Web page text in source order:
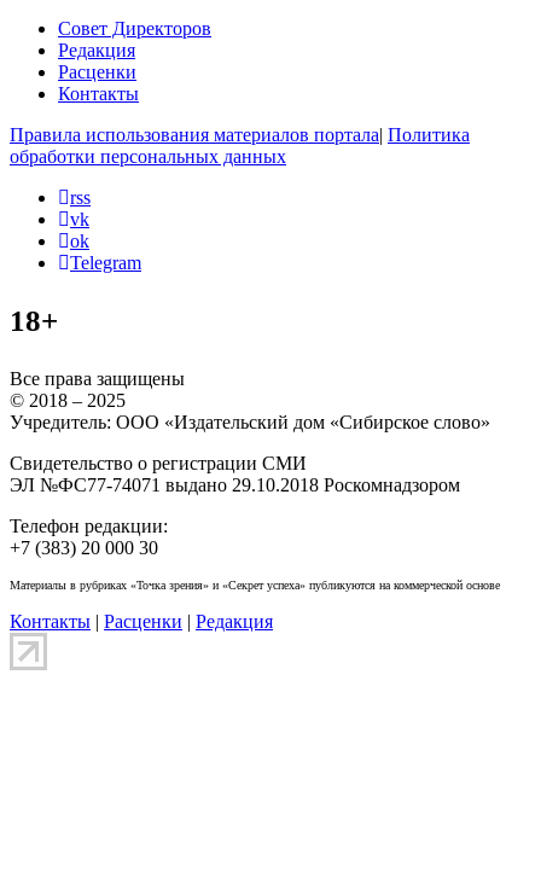
Совет Директоров
Редакция
Расценки
Контакты
Правила использования материалов портала| Политика
обработки персональных данных
rss
vk
ok
Telegram
18+
Все права защищены
© 2018 – 2025
Учредитель: ООО «Издательский дом «Сибирское слово»
Свидетельство о регистрации СМИ
ЭЛ №ФС77-74071 выдано 29.10.2018 Роскомнадзором
Телефон редакции:
+7 (383) 20 000 30
Материалы в рубриках «Точка зрения» и «Секрет успеха» публикуются на коммерческой основе
Контакты | Расценки | Редакция